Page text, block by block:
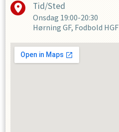
Tid/Sted
Onsdag 19:00-20:30
Hørning GF, Fodbold HGF